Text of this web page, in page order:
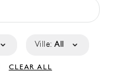
Ville: All
CLEAR ALL